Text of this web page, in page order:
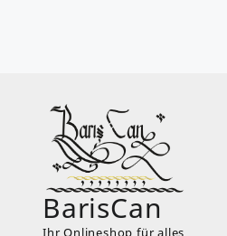
BarisCan
Ihr Onlineshop für alles